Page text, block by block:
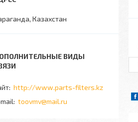
Казахстан
http://www.parts-filters.kz
toovmv@mail.ru